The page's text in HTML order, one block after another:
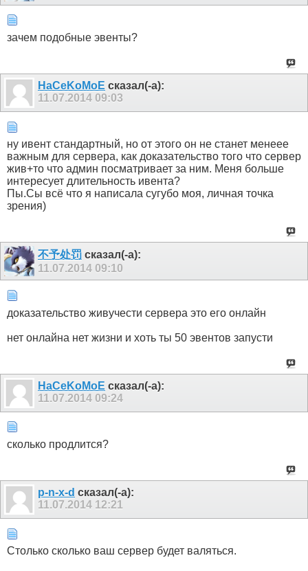
зачем подобные эвенты?
HaCeKoMoE сказал(-а):
11.07.2014 09:03
ну ивент стандартный, но от этого он не станет менеее
важным для сервера, как доказательство того что сервер
жив+то что админ посматривает за ним. Меня больше
интересует длительность ивента?
Пы.Сы всё что я написала сугубо моя, личная точка
зрения)
不予处罚 сказал(-а):
11.07.2014 09:10
доказательство живучести сервера это его онлайн
нет онлайна нет жизни и хоть ты 50 эвентов запусти
HaCeKoMoE сказал(-а):
11.07.2014 09:24
сколько продлится?
p-n-x-d сказал(-а):
11.07.2014 12:21
Столько сколько ваш сервер будет валяться.